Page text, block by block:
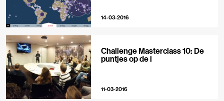
14-03-2016
Challenge Masterclass 10: De
puntjes op de i
11-03-2016